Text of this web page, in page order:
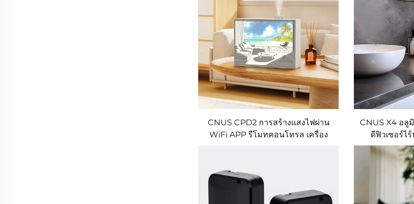
CNUS CPD2 การสร้างแสงไฟผ่าน
WiFi APP รีโมทคอนโทรล เครื่อง
CNUS X4 อลู
ดีฟิวเซอร์ไ
Diffuser 360
มันไร้